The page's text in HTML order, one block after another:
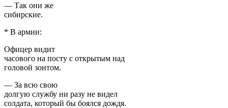
— Так они же
сибирские.
* В армии:
Офицер видит
часового на посту с открытым над
головой зонтом.
— За всю свою
долгую службу ни разу не видел
солдата, который бы боялся дождя.